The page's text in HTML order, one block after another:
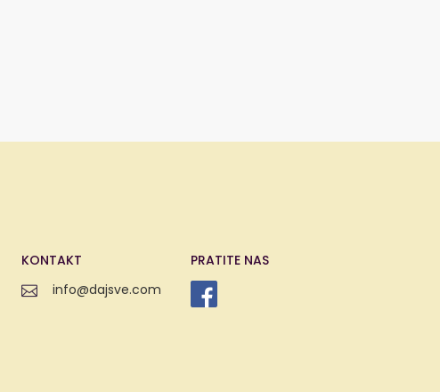
KONTAKT
info@dajsve.com
PRATITE NAS